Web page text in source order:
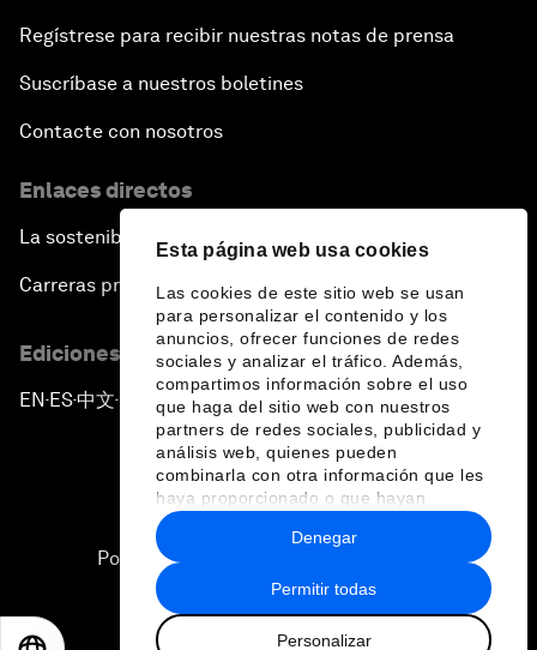
Esta página web usa cookies
Las cookies de este sitio web se usan
para personalizar el contenido y los
anuncios, ofrecer funciones de redes
sociales y analizar el tráfico. Además,
compartimos información sobre el uso
que haga del sitio web con nuestros
partners de redes sociales, publicidad y
análisis web, quienes pueden
combinarla con otra información que les
haya proporcionado o que hayan
recopilado a partir del uso que haya
hecho de sus servicios.
Permitir todas
Personalizar
Denegar
Regístrese para recibir nuestras notas de prensa
Suscríbase a nuestros boletines
Contacte con nosotros
Enlaces directos
La sostenibilidad en el Foro
Carreras profesionales
Ediciones en otros idiomas
EN ▪ES▪中文▪ 日本語
Política de privacidad y normas de uso
Sitemap